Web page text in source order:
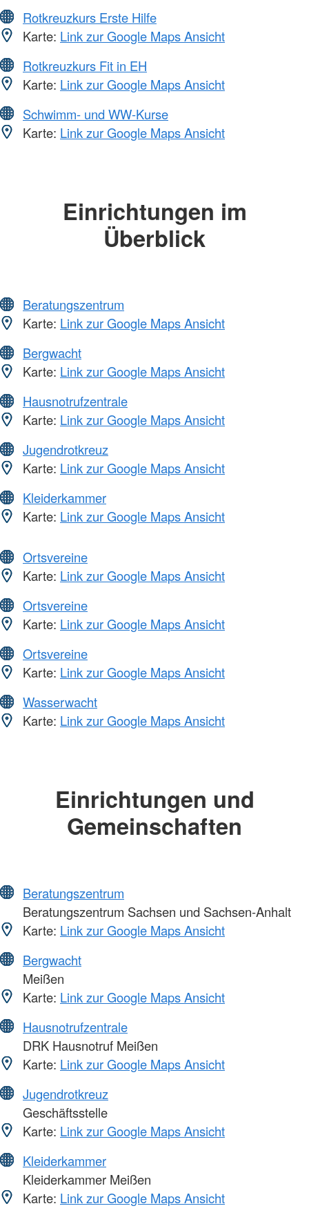
Rotkreuzkurs Erste Hilfe
Karte: Link zur Google Maps Ansicht
Rotkreuzkurs Fit in EH
Karte: Link zur Google Maps Ansicht
Schwimm- und WW-Kurse
Karte: Link zur Google Maps Ansicht
Einrichtungen im
Überblick
Beratungszentrum
Karte: Link zur Google Maps Ansicht
Bergwacht
Karte: Link zur Google Maps Ansicht
Hausnotrufzentrale
Karte: Link zur Google Maps Ansicht
Jugendrotkreuz
Karte: Link zur Google Maps Ansicht
Kleiderkammer
Karte: Link zur Google Maps Ansicht
Ortsvereine
Karte: Link zur Google Maps Ansicht
Ortsvereine
Karte: Link zur Google Maps Ansicht
Ortsvereine
Karte: Link zur Google Maps Ansicht
Wasserwacht
Karte: Link zur Google Maps Ansicht
Einrichtungen und
Gemeinschaften
Beratungszentrum
Beratungszentrum Sachsen und Sachsen-Anhalt
Karte: Link zur Google Maps Ansicht
Bergwacht
Meißen
Karte: Link zur Google Maps Ansicht
Hausnotrufzentrale
DRK Hausnotruf Meißen
Karte: Link zur Google Maps Ansicht
Jugendrotkreuz
Geschäftsstelle
Karte: Link zur Google Maps Ansicht
Kleiderkammer
Kleiderkammer Meißen
Karte: Link zur Google Maps Ansicht